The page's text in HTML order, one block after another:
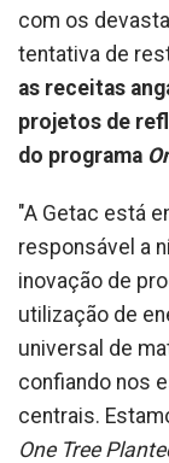
com os
tentativa de
as receitas
projetos de
do programa
"A Getac está
responsável a
inovação de
utilização de
universal de
confiando nos
centrais.
One Tree